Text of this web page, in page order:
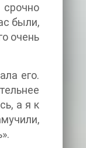
были,
очень
его.
а я к